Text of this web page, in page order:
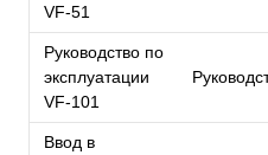
VF-51
Руководство по
эксплуатации
VF-101
Ввод в